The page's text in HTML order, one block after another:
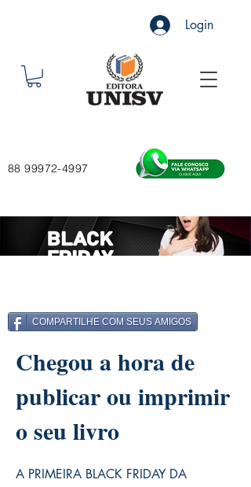
Login
88 99972-4997
COMPARTILHE COM SEUS AMIGOS
Chegou a hora de
publicar ou imprimir
o seu livro
A PRIMEIRA BLACK FRIDAY DA